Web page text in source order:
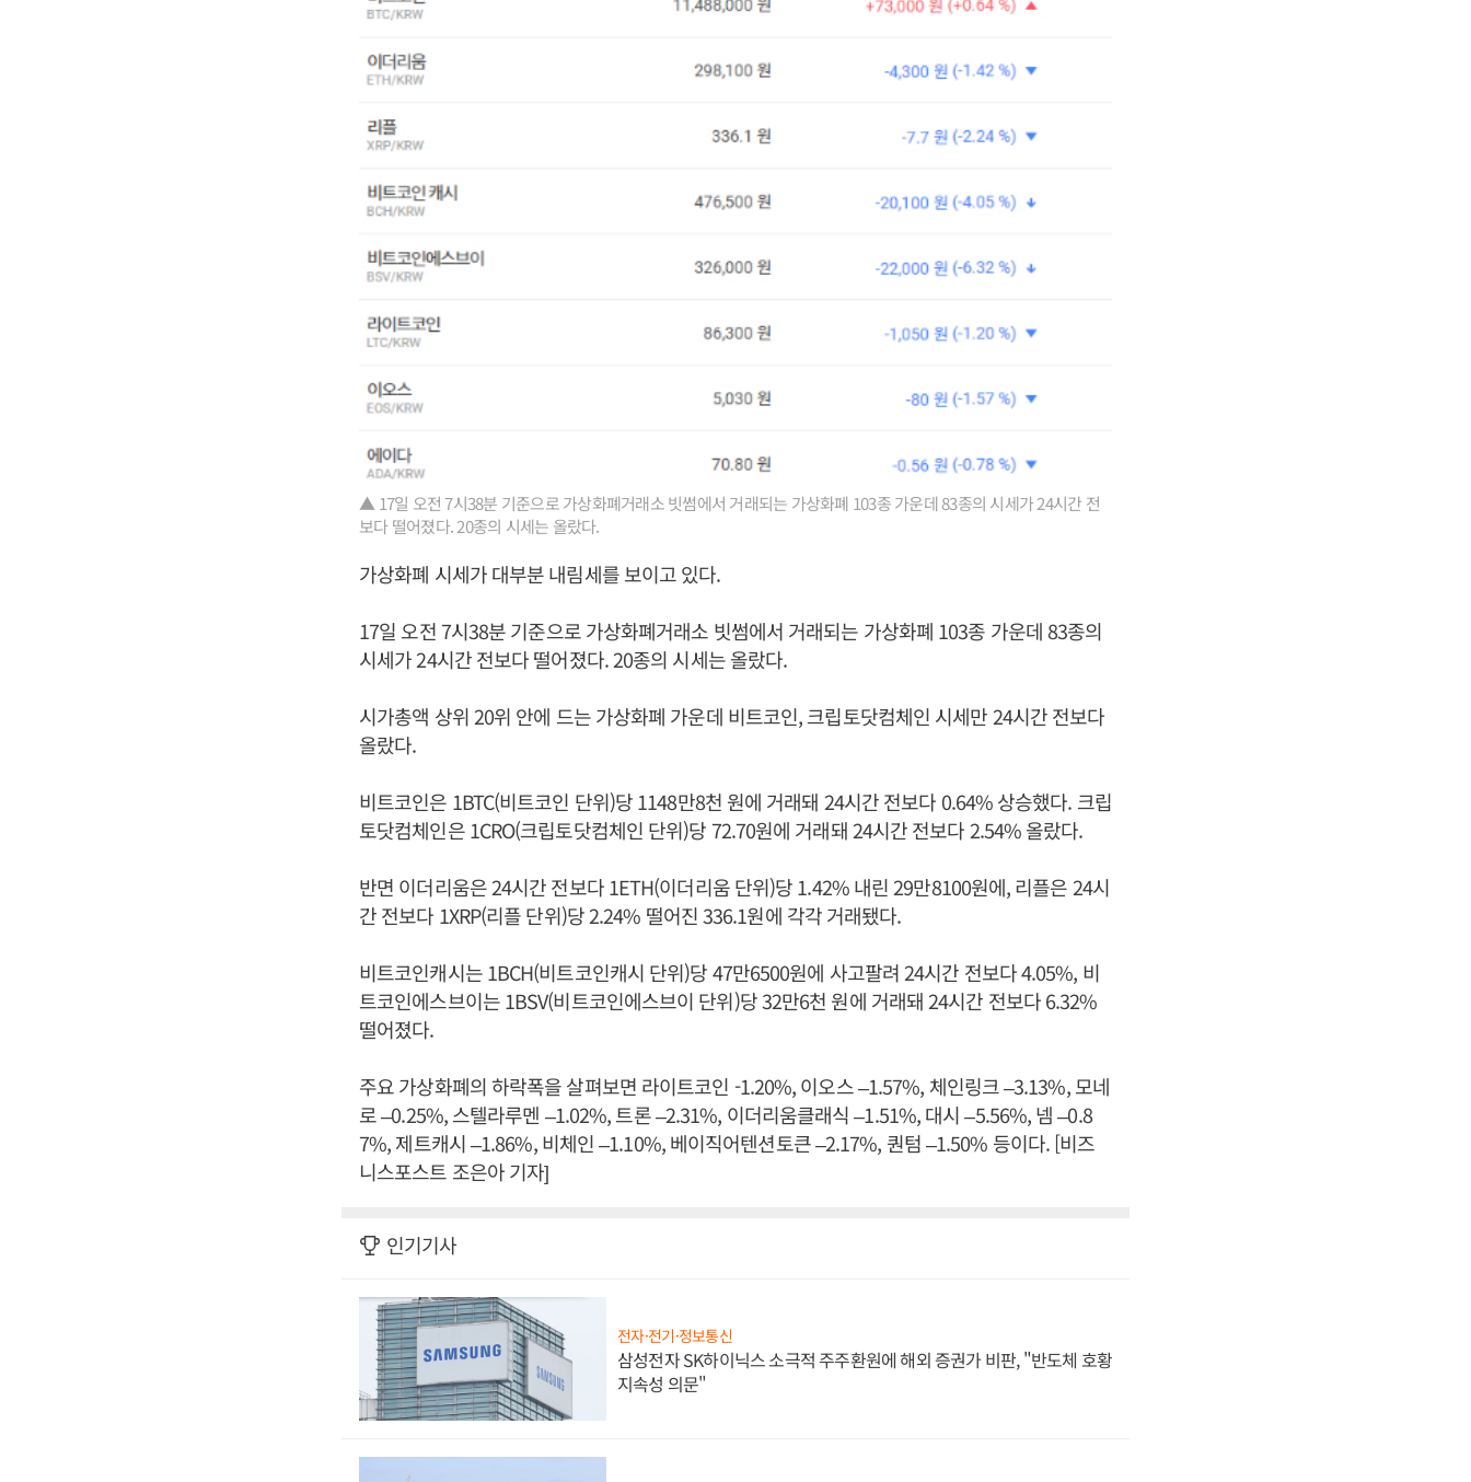
▲ 17일 오전 7시38분 기준으로 가상화폐거래소 빗썸에서 거래되는 가상화폐 103종 가운데 83종의 시세가 24시간 전
보다 떨어졌다. 20종의 시세는 올랐다.
가상화폐 시세가 대부분 내림세를 보이고 있다.
17일 오전 7시38분 기준으로 가상화폐거래소 빗썸에서 거래되는 가상화폐 103종 가운데 83종의
시세가 24시간 전보다 떨어졌다. 20종의 시세는 올랐다.
시가총액 상위 20위 안에 드는 가상화폐 가운데 비트코인, 크립토닷컴체인 시세만 24시간 전보다
올랐다.
비트코인은 1BTC(비트코인 단위)당 1148만8천 원에 거래돼 24시간 전보다 0.64% 상승했다. 크립
토닷컴체인은 1CRO(크립토닷컴체인 단위)당 72.70원에 거래돼 24시간 전보다 2.54% 올랐다.
반면 이더리움은 24시간 전보다 1ETH(이더리움 단위)당 1.42% 내린 29만8100원에, 리플은 24시
간 전보다 1XRP(리플 단위)당 2.24% 떨어진 336.1원에 각각 거래됐다.
비트코인캐시는 1BCH(비트코인캐시 단위)당 47만6500원에 사고팔려 24시간 전보다 4.05%, 비
트코인에스브이는 1BSV(비트코인에스브이 단위)당 32만6천 원에 거래돼 24시간 전보다 6.32%
떨어졌다.
주요 가상화폐의 하락폭을 살펴보면 라이트코인 -1.20%, 이오스 –1.57%, 체인링크 –3.13%, 모네
로 –0.25%, 스텔라루멘 –1.02%, 트론 –2.31%, 이더리움클래식 –1.51%, 대시 –5.56%, 넴 –0.8
7%, 제트캐시 –1.86%, 비체인 –1.10%, 베이직어텐션토큰 –2.17%, 퀀텀 –1.50% 등이다. [비즈
니스포스트 조은아 기자]
인기기사
전자·전기·정보통신
삼성전자 SK하이닉스 소극적 주주환원에 해외 증권가 비판, "반도체 호황
지속성 의문"